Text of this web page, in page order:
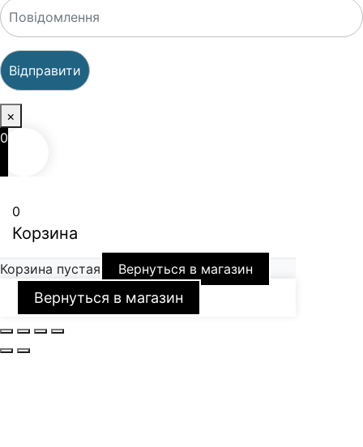
×
0
0
Корзина
Корзина пустая Вернуться в магазин
Вернуться в магазин